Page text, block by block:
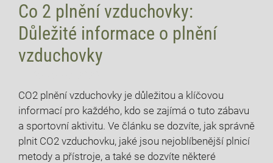
Co 2 plnění vzduchovky:
Důležité informace o plnění
vzduchovky
CO2 plnění vzduchovky je důležitou a klíčovou
informací pro každého, kdo se zajímá o tuto zábavu
a sportovní aktivitu. Ve článku se dozvíte, jak správně
plnit CO2 vzduchovku, jaké jsou nejoblíbenější plnicí
metody a přístroje, a také se dozvíte některé